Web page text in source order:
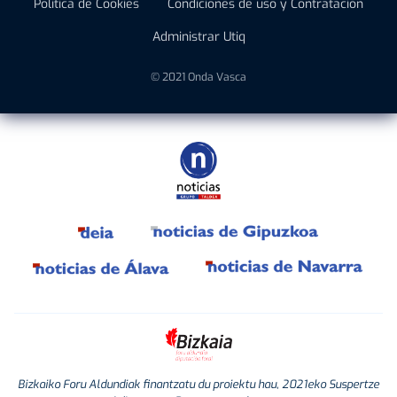
Política de Cookies
Condiciones de uso y Contratación
Administrar Utiq
© 2021 Onda Vasca
Bizkaiko Foru Aldundiak finantzatu du proiektu hau, 2021eko Suspertze